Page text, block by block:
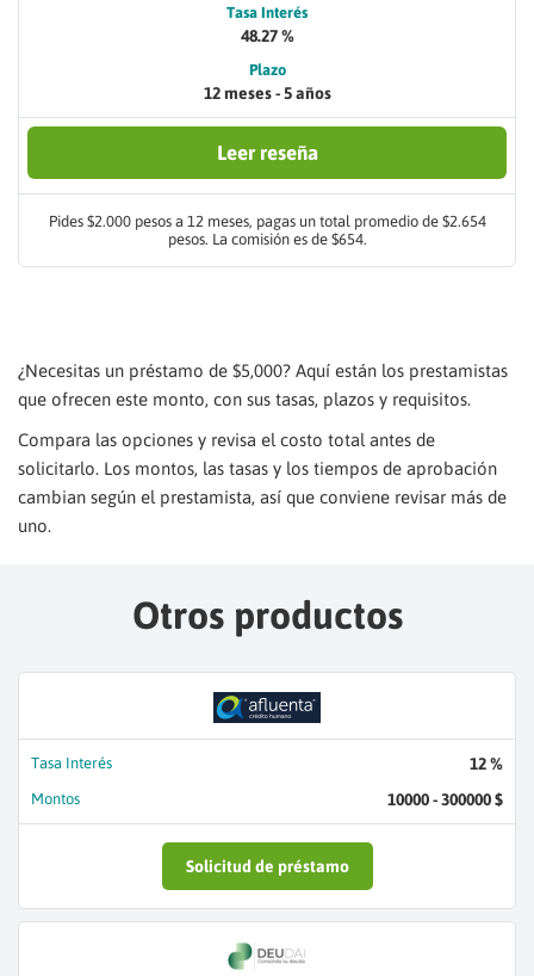
Tasa Interés
48.27 %
Plazo
12 meses - 5 años
Leer reseña
Pides $2.000 pesos a 12 meses, pagas un total promedio de $2.654
pesos. La comisión es de $654.
¿Necesitas un préstamo de $5,000? Aquí están los prestamistas
que ofrecen este monto, con sus tasas, plazos y requisitos.
Compara las opciones y revisa el costo total antes de
solicitarlo. Los montos, las tasas y los tiempos de aprobación
cambian según el prestamista, así que conviene revisar más de
uno.
Otros productos
Tasa Interés 12 %
Montos 10000 - 300000 $
Solicitud de préstamo